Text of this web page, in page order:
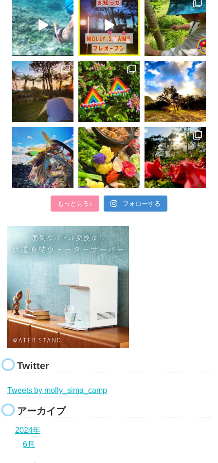
もっと見る♪ フォローする
Twitter
Tweets by molly_sima_camp
アーカイブ
2024年
6月